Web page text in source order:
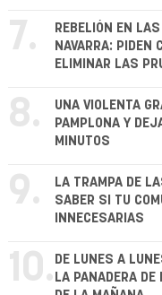
7.
REBELIÓN EN
NAVARRA: PIDEN
ELIMINAR LAS
8.
UNA VIOLENTA
PAMPLONA Y
MINUTOS
9.
LA TRAMPA DE
SABER SI TU
INNECESARIAS
10. DE LUNES A
LA PANADERA